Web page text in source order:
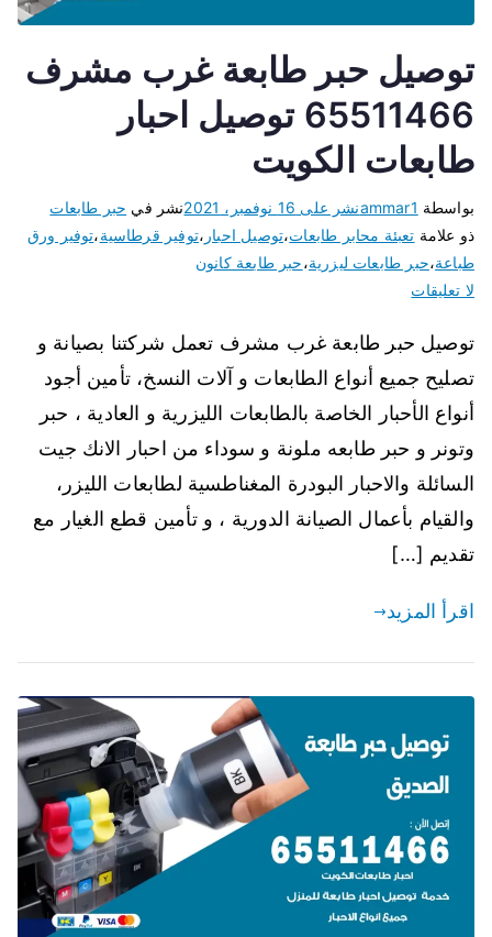
توصيل حبر طابعة غرب مشرف
65511466 توصيل احبار
طابعات الكويت
بواسطة ammar1نشر على 16 نوفمبر، 2021 نشر في حبر طابعات
ذو علامة تعبئة محابر طابعات،توصيل احبار ،توفير قرطاسية،توفير ورق
طباعة،حبر طابعات ليزرية،حبر طابعة كانون
لا تعليقات
توصيل حبر طابعة غرب مشرف تعمل شركتنا بصيانة و
تصليح جميع أنواع الطابعات و آلات النسخ، تأمين أجود
أنواع الأحبار الخاصة بالطابعات الليزرية و العادية ، حبر
وتونر و حبر طابعه ملونة و سوداء من احبار الانك جيت
السائلة والاحبار البودرة المغناطسية لطابعات الليزر،
والقيام بأعمال الصيانة الدورية ، و تأمين قطع الغيار مع
تقديم […]
اقرأ المزيد